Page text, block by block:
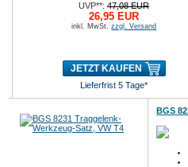
UVP**:47,08 EUR
26,95 EUR
inkl. MwSt.zzgl. Versand
JETZT KAUFEN
Lieferfrist 5 Tage*
BGS